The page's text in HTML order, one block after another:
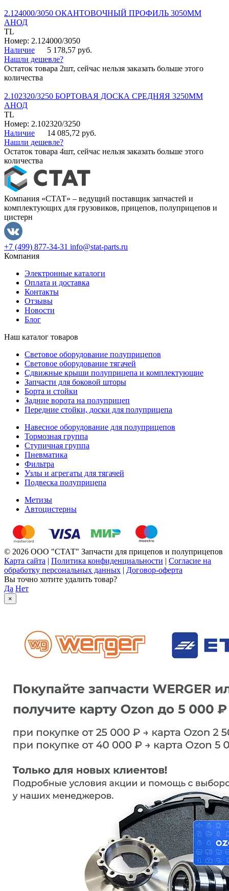
2.124000/3050 ОКАНТОВОЧНЫЙ ПРОФИЛЬ 3050ММ
АНОД
TL
Номер: 2.124000/3050
Наличие
5 178,57 руб.
Нашли дешевле?
Остаток товара 2шт, сейчас нельзя заказать больше этого
количества
2.102320/3250 БОРТОВАЯ ДОСКА СРЕДНЯЯ 3250ММ
АНОД
TL
Номер: 2.102320/3250
Наличие
14 085,72 руб.
Нашли дешевле?
Остаток товара 4шт, сейчас нельзя заказать больше этого
количества
Компания «СТАТ» – ведущий поставщик запчастей и
комплектующих для грузовиков, прицепов, полуприцепов и
цистерн
+7 (499) 877-34-31 info@stat-parts.ru
Компания
Электронные каталоги
Оплата и доставка
Контакты
Отзывы
Новости
Блог
Наш каталог товаров
Световое оборудование полуприцепов
Световое оборудование тягачей
Сдвижные крыши полуприцепа и комплектующие
Запчасти для боковой шторы
Борта и стойки
Задние ворота на полуприцеп
Передние стойки, доски для полуприцепа
Навесное оборудование для полуприцепов
Тормозная группа
Ступичная группа
Пневматика
Фильтра
Узлы и агрегаты для тягачей
Подвеска полуприцепа
Метизы
Автоцистерны
© 2026 ООО "СТАТ" Запчасти для прицепов и полуприцепов
Карта сайта | Политика конфиденциальности | Согласие на
обработку персональных данных | Договор-оферта
Вы точно хотите удалить товар?
Да Нет
×